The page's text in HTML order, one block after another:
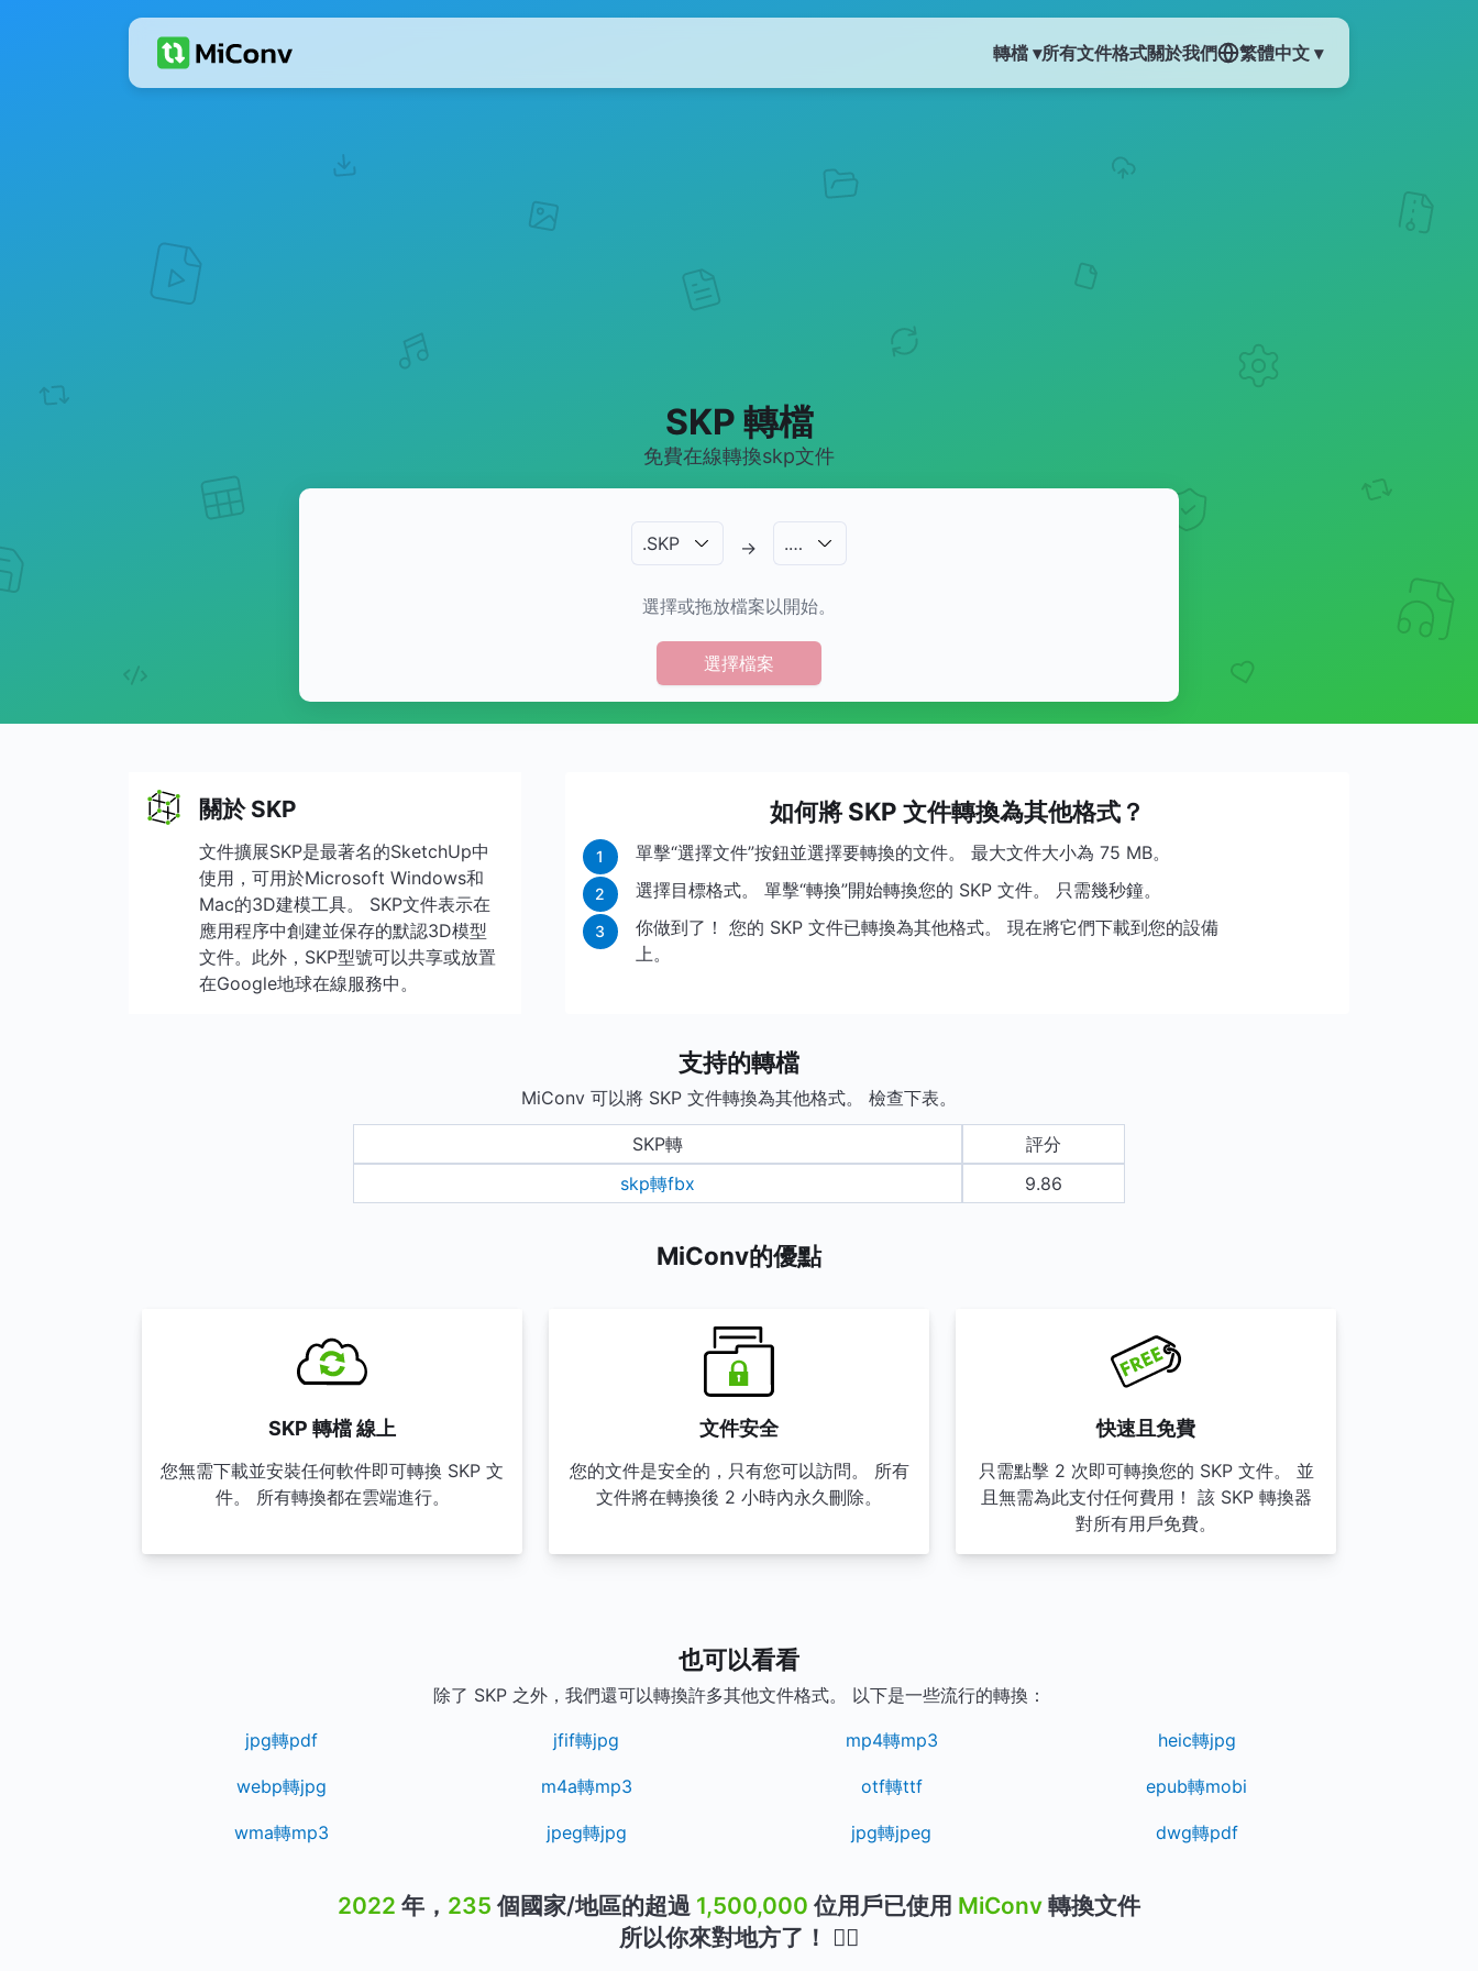
轉檔 ▾所有文件格式關於我們 繁體中文 ▾
SKP 轉檔
免費在線轉換skp文件
.SKP → .…
選擇或拖放檔案以開始。
選擇檔案
關於 SKP
文件擴展SKP是最著名的SketchUp中
使用，可用於Microsoft Windows和
Mac的3D建模工具。 SKP文件表示在
應用程序中創建並保存的默認3D模型
文件。此外，SKP型號可以共享或放置
在Google地球在線服務中。
如何將 SKP 文件轉換為其他格式？
1 單擊“選擇文件”按鈕並選擇要轉換的文件。 最大文件大小為 75 MB。
2 選擇目標格式。 單擊“轉換”開始轉換您的 SKP 文件。 只需幾秒鐘。
3
你做到了！ 您的 SKP 文件已轉換為其他格式。 現在將它們下載到您的設備
上。
支持的轉檔
MiConv 可以將 SKP 文件轉換為其他格式。 檢查下表。
SKP轉
評分
skp轉fbx
9.86
MiConv的優點
SKP 轉檔 線上
您無需下載並安裝任何軟件即可轉換 SKP 文
件。 所有轉換都在雲端進行。
文件安全
您的文件是安全的，只有您可以訪問。 所有
文件將在轉換後 2 小時內永久刪除。
快速且免費
只需點擊 2 次即可轉換您的 SKP 文件。 並
且無需為此支付任何費用！ 該 SKP 轉換器
對所有用戶免費。
也可以看看
除了 SKP 之外，我們還可以轉換許多其他文件格式。 以下是一些流行的轉換：
jpg轉pdf jfif轉jpg mp4轉mp3 heic轉jpg
webp轉jpg m4a轉mp3 otf轉ttf epub轉mobi
wma轉mp3 jpeg轉jpg jpg轉jpeg dwg轉pdf
2022 年， 235 個國家/地區的超過 1,500,000 位用戶已使用 MiConv 轉換文件
所以你來對地方了！ 👍🏻